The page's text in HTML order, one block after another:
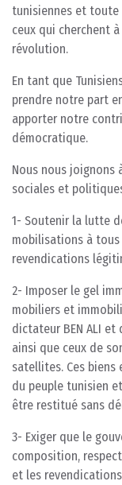
tunisiennes et
ceux qui cherchent
révolution.
En tant que
prendre notre part
apporter notre
démocratique.
Nous nous
sociales et
1- Soutenir la lutte
mobilisations à
revendications
2- Imposer le gel
mobiliers et
dictateur BEN ALI
ainsi que ceux de
satellites. Ces
du peuple tunisien
être restitué sans
3- Exiger que le
composition,
et les